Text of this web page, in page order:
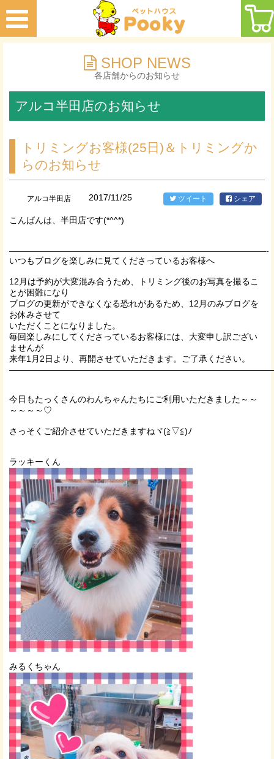
SHOP NEWS
各店舗からのお知らせ
アルコ半田店のお知らせ
トリミングお客様(25日)＆トリミングか
らのお知らせ
アルコ半田店 2017/11/25 ツイート シェア
こんばんは、半田店です(*^^*)
——————————————————————————————-
いつもブログを楽しみに見てくださっているお客様へ
12月は予約が大変混み合うため、トリミング後のお写真を撮るこ
とが困難になり
ブログの更新ができなくなる恐れがあるため、12月のみブログを
お休みさせて
いただくことになりました。
毎回楽しみにしてくださっているお客様には、大変申し訳ござい
ませんが
来年1月2日より、再開させていただきます。ご了承ください。
今日もたっくさんのわんちゃんたちにご利用いただきました～～
～～～～♡
さっそくご紹介させていただきますねヾ(≧▽≦)ﾉ
ラッキーくん
みるくちゃん